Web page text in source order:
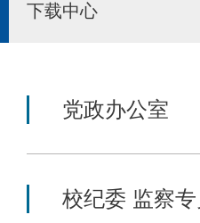
下载中心
党政办公室
校纪委 监察